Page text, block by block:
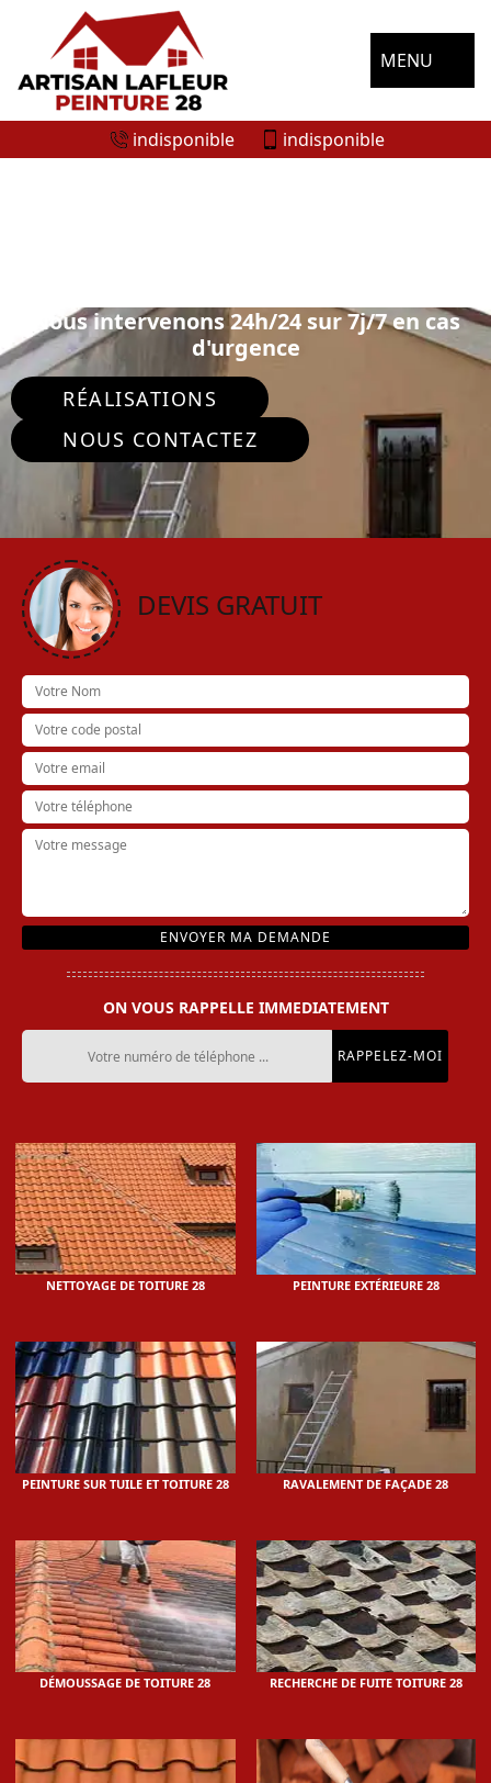
MENU
indisponible indisponible
Nous intervenons 24h/24 sur 7j/7 en cas
d'urgence
RÉALISATIONS
NOUS CONTACTEZ
DEVIS GRATUIT
ON VOUS RAPPELLE IMMEDIATEMENT
NETTOYAGE DE TOITURE 28 PEINTURE EXTÉRIEURE 28
PEINTURE SUR TUILE ET TOITURE 28 RAVALEMENT DE FAÇADE 28
DÉMOUSSAGE DE TOITURE 28 RECHERCHE DE FUITE TOITURE 28